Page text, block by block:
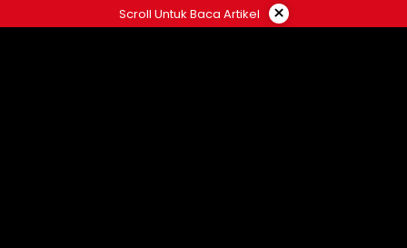
ke
Scroll Untuk Baca Artikel ×